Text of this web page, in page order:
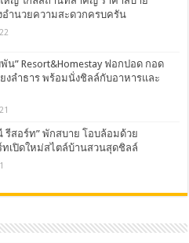
อำนวยความสะดวกครบครัน
น” Resort&Homestay ฟอกปอด กอด
งลำธาร พร้อมนั่งชิลล์กับอาหารและ
รีสอร์ท” พักสบาย โอบล้อมด้วย
ทเปิดใหม่สไตล์บ้านสวนสุดชิลล์